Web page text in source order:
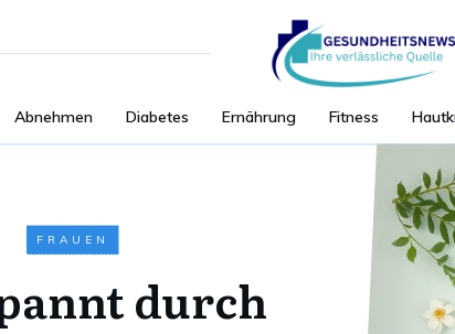
Abnehmen Diabetes Ernährung Fitness
FRAUEN
durch